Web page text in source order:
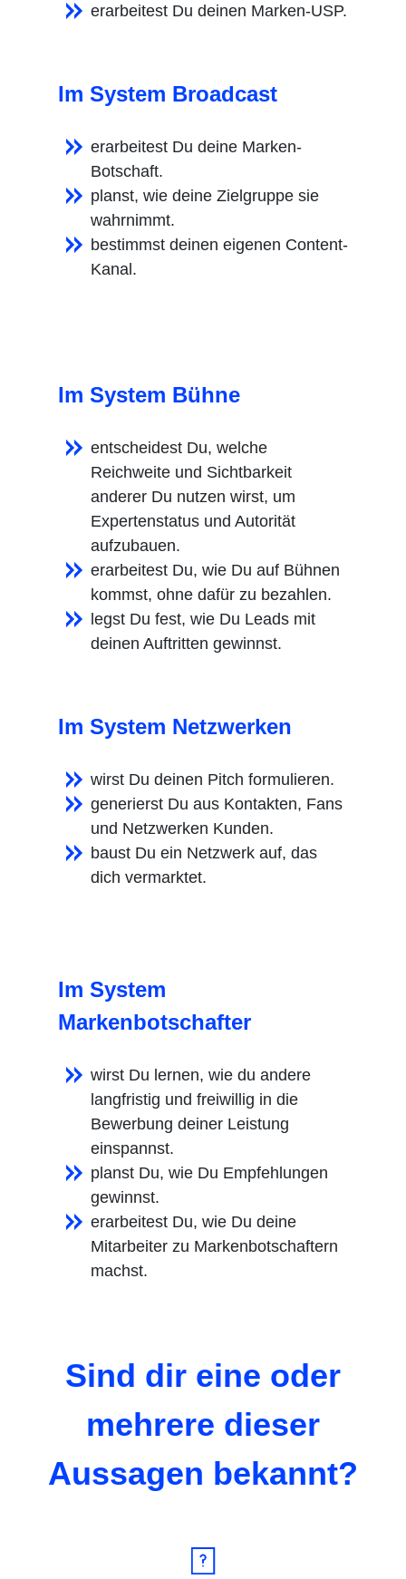
erarbeitest Du deinen Marken-USP.
Im System Broadcast
erarbeitest Du deine Marken-
Botschaft.
planst, wie deine Zielgruppe sie
wahrnimmt.
bestimmst deinen eigenen Content-
Kanal.
Im System Bühne
entscheidest Du, welche
Reichweite und Sichtbarkeit
anderer Du nutzen wirst, um
Expertenstatus und Autorität
aufzubauen.
erarbeitest Du, wie Du auf Bühnen
kommst, ohne dafür zu bezahlen.
legst Du fest, wie Du Leads mit
deinen Auftritten gewinnst.
Im System Netzwerken
wirst Du deinen Pitch formulieren.
generierst Du aus Kontakten, Fans
und Netzwerken Kunden.
baust Du ein Netzwerk auf, das
dich vermarktet.
Im System
Markenbotschafter
wirst Du lernen, wie du andere
langfristig und freiwillig in die
Bewerbung deiner Leistung
einspannst.
planst Du, wie Du Empfehlungen
gewinnst.
erarbeitest Du, wie Du deine
Mitarbeiter zu Markenbotschaftern
machst.
Sind dir eine oder
mehrere dieser
Aussagen bekannt?